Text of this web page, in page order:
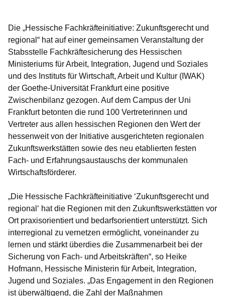
Die „Hessische Fachkräfteinitiative: Zukunftsgerecht und
regional“ hat auf einer gemeinsamen Veranstaltung der
Stabsstelle Fachkräftesicherung des Hessischen
Ministeriums für Arbeit, Integration, Jugend und Soziales
und des Instituts für Wirtschaft, Arbeit und Kultur (IWAK)
der Goethe-Universität Frankfurt eine positive
Zwischenbilanz gezogen. Auf dem Campus der Uni
Frankfurt betonten die rund 100 Vertreterinnen und
Vertreter aus allen hessischen Regionen den Wert der
hessenweit von der Initiative ausgerichteten regionalen
Zukunftswerkstätten sowie des neu etablierten festen
Fach- und Erfahrungsaustauschs der kommunalen
Wirtschaftsförderer.
„Die Hessische Fachkräfteinitiative ‘Zukunftsgerecht und
regional‘ hat die Regionen mit den Zukunftswerkstätten vor
Ort praxisorientiert und bedarfsorientiert unterstützt. Sich
interregional zu vernetzen ermöglicht, voneinander zu
lernen und stärkt überdies die Zusammenarbeit bei der
Sicherung von Fach- und Arbeitskräften“, so Heike
Hofmann, Hessische Ministerin für Arbeit, Integration,
Jugend und Soziales. „Das Engagement in den Regionen
ist überwältigend, die Zahl der Maßnahmen